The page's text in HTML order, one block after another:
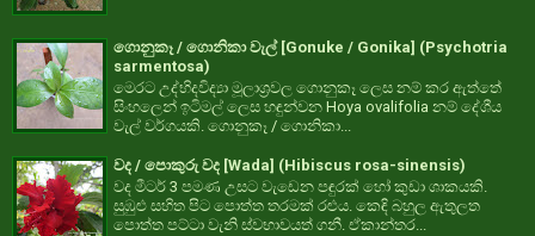
ගොනුකෑ / ගොනිකා වැල් [Gonuke / Gonika] (Psychotria
sarmentosa)
මෙරට උද්භිදවිද්‍යා මූලාශ්‍රවල ගොනුකෑ ලෙස නම් කර ඇත්තේ
සිංහලෙන් ඉටිමල් ලෙස හඳුන්වන Hoya ovalifolia නම් දේශීය
වැල් වර්ගයකි. ගොනුකෑ / ගොනිකා...
වද / පොකුරු වද [Wada] (Hibiscus rosa-sinensis)
වද මීටර් 3 පමණ උසට වැඩෙන පඳුරක් හෝ කුඩා ශාකයකි.
සුඹුළු සහිත පිට පොත්ත තරමක් රළුය. කෙඳි බහුල ඇතුලත
පොත්ත පට්ටා වැනි ස්වභාවයත් ගනී. ඒකාන්තර...